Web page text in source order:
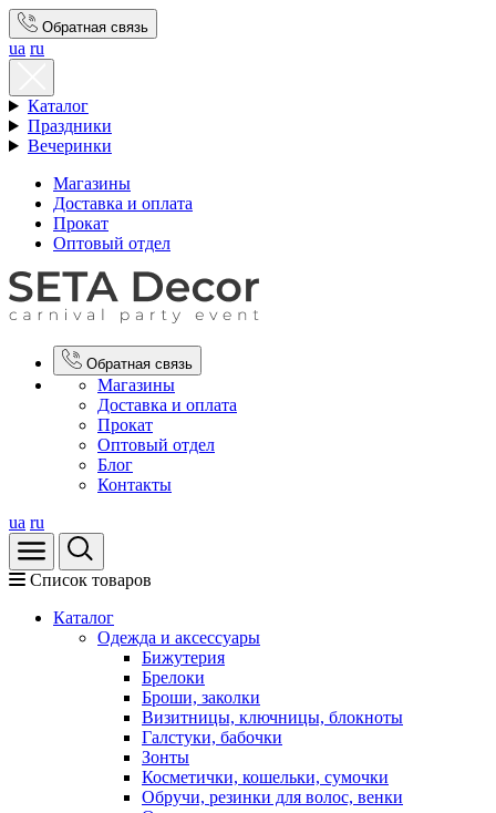
Обратная связь
ua ru
Каталог
Праздники
Вечеринки
Магазины
Доставка и оплата
Прокат
Оптовый отдел
Обратная связь
Магазины
Доставка и оплата
Прокат
Оптовый отдел
Блог
Контакты
ua ru
Список товаров
Каталог
Oдежда и аксессуары
Бижутерия
Брелоки
Броши, заколки
Визитницы, ключницы, блокноты
Галстуки, бабочки
Зонты
Косметички, кошельки, сумочки
Обручи, резинки для волос, венки